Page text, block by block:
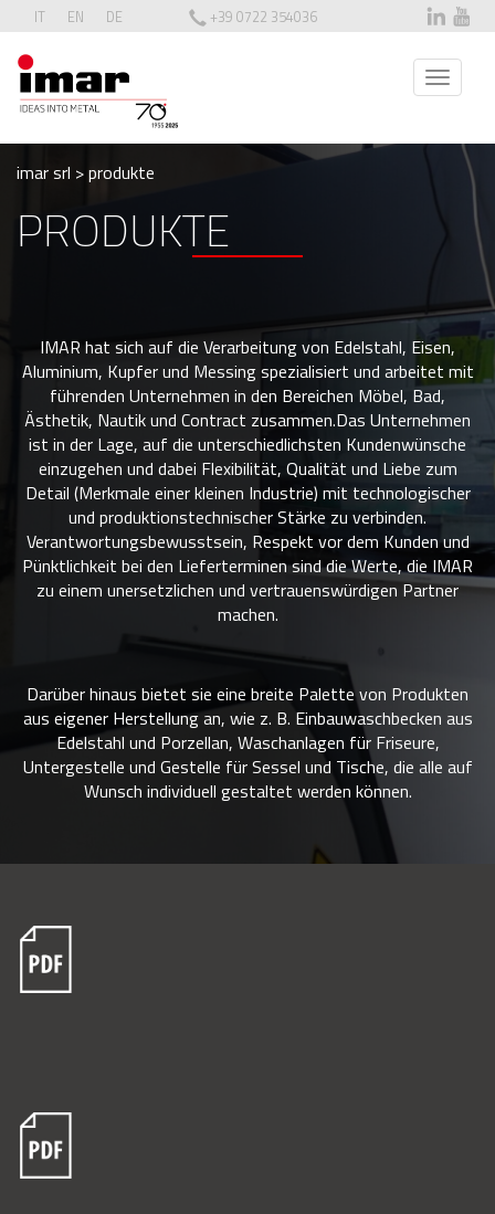
IT EN DE +39 0722 354036
T
o
g
a
t
i
o
n
imar srl >produkte
PRODUKTE
IMAR hat sich auf die Verarbeitung von Edelstahl, Eisen,
Aluminium, Kupfer und Messing spezialisiert und arbeitet mit
führenden Unternehmen in den Bereichen Möbel, Bad,
Ästhetik, Nautik und Contract zusammen.Das Unternehmen
ist in der Lage, auf die unterschiedlichsten Kundenwünsche
einzugehen und dabei Flexibilität, Qualität und Liebe zum
Detail (Merkmale einer kleinen Industrie) mit technologischer
und produktionstechnischer Stärke zu verbinden.
Verantwortungsbewusstsein, Respekt vor dem Kunden und
Pünktlichkeit bei den Lieferterminen sind die Werte, die IMAR
zu einem unersetzlichen und vertrauenswürdigen Partner
machen.
Darüber hinaus bietet sie eine breite Palette von Produkten
aus eigener Herstellung an, wie z. B. Einbauwaschbecken aus
Edelstahl und Porzellan, Waschanlagen für Friseure,
Untergestelle und Gestelle für Sessel und Tische, die alle auf
Wunsch individuell gestaltet werden können.